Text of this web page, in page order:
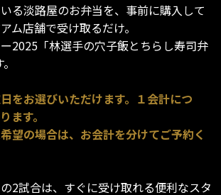
る淡路屋のお弁当を、事前に購入して
ム店舗で受け取るだけ。
2025「林選手の穴子飯とちらし寿司弁
をお選びいただけます。１会計につ
ます。
望の場合は、お会計を分けてご予約く
2試合は、すぐに受け取れる便利なスタ